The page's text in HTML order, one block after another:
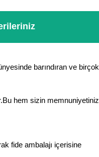
barındıran ve birçok
hem sizin memnuniyetiniz
fide ambalajı içerisine